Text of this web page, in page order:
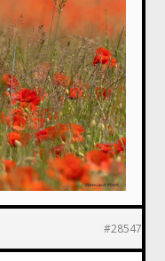
#28547